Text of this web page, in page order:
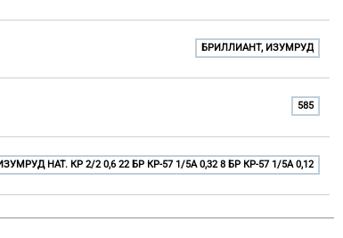
БРИЛЛИАНТ, ИЗУМРУД
585
НАТ. КР 2/2 0,6 22 БР КР-57 1/5A 0,32 8 БР КР-57 1/5A 0,12